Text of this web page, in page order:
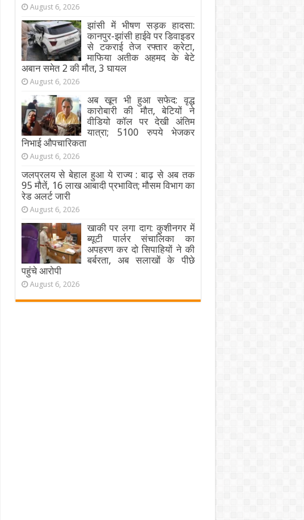
August 6, 2026
झांसी में भीषण सड़क हादसा:
कानपुर-झांसी हाईवे पर डिवाइडर
से टकराई तेज रफ्तार क्रेटा,
माफिया अतीक अहमद के बेटे
अबान समेत 2 की मौत, 3 घायल
August 6, 2026
अब खून भी हुआ सफेद: वृद्ध
कारोबारी की मौत, बेटियों ने
वीडियो कॉल पर देखी अंतिम
यात्रा; 5100 रुपये भेजकर
निभाई औपचारिकता
August 6, 2026
जलप्रलय से बेहाल हुआ ये राज्य : बाढ़ से अब तक
95 मौतें, 16 लाख आबादी प्रभावित; मौसम विभाग का
रेड अलर्ट जारी
August 6, 2026
खाकी पर लगा दाग: कुशीनगर में
ब्यूटी पार्लर संचालिका का
अपहरण कर दो सिपाहियों ने की
बर्बरता, अब सलाखों के पीछे
पहुंचे आरोपी
August 6, 2026